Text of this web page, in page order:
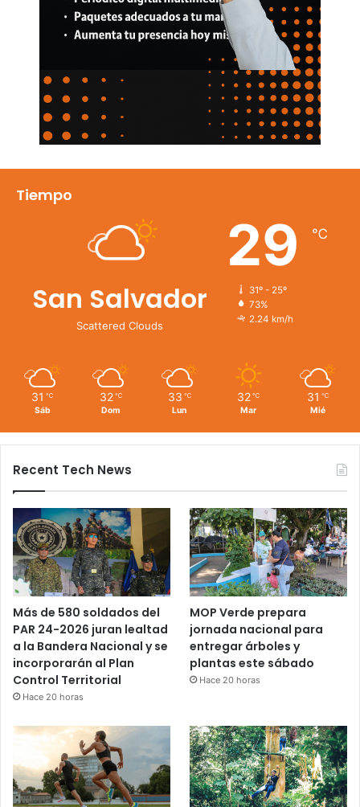
Tiempo
San Salvador
Scattered Clouds
29 ℃
31º - 25º
73%
2.24 km/h
31 ℃
Sáb
32 ℃
Dom
33 ℃
Lun
32 ℃
Mar
31 ℃
Mié
Recent Tech News
Más de 580 soldados del
PAR 24-2026 juran lealtad
a la Bandera Nacional y se
incorporarán al Plan
Control Territorial
Hace 20 horas
MOP Verde prepara
jornada nacional para
entregar árboles y
plantas este sábado
Hace 20 horas